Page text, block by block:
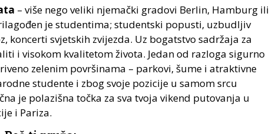
– više nego veliki njemački gradovi Berlin, Hamburg ili
je studentima; studentski popusti, uzbudljiv
koncerti svjetskih zvijezda. Uz bogatstvo sadržaja za
i visokom kvalitetom života. Jedan od razloga sigurno
zelenim površinama – parkovi, šume i atraktivne
studente i zbog svoje pozicije u samom srcu
je polazišna točka za sva tvoja vikend putovanja u
i Pariza.